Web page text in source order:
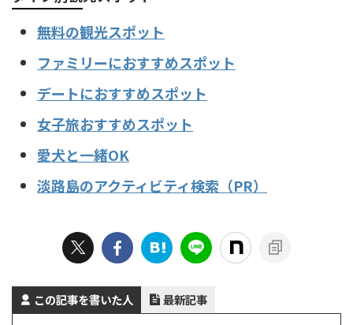
無料の観光スポット
ファミリーにおすすめスポット
デートにおすすめスポット
女子旅おすすめスポット
愛犬と一緒OK
淡路島のアクティビティ検索（PR）
この記事を書いた人 最新記事